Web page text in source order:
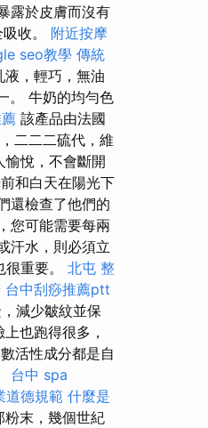
露於皮膚而沒有
收。 附近按摩
seo教學 傳統
液，輕巧，無油
。 牛奶的均勻色
該產品由法國
二二二硫代，維
愉悅，不會斷開
和白天在陽光下
還檢查了他們的
您可能需要每兩
汗水，則必須立
重要。 北屯 整
台中刮痧推薦ptt
減少皺紋並保
也跑得很多，
活性成分都是自
台中 spa
道德規範 什麼是
末，幾個世紀